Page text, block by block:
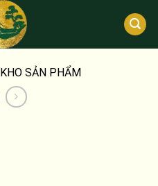
KHO SẢN PHẨM